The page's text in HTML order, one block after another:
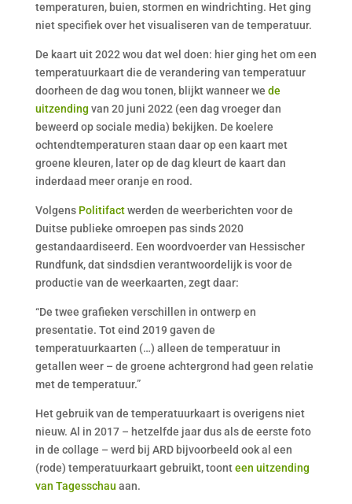
temperaturen, buien, stormen en windrichting. Het ging
niet specifiek over het visualiseren van de temperatuur.
De kaart uit 2022 wou dat wel doen: hier ging het om een
temperatuurkaart die de verandering van temperatuur
doorheen de dag wou tonen, blijkt wanneer we de
uitzending van 20 juni 2022 (een dag vroeger dan
beweerd op sociale media) bekijken. De koelere
ochtendtemperaturen staan daar op een kaart met
groene kleuren, later op de dag kleurt de kaart dan
inderdaad meer oranje en rood.
Volgens Politifactwerden de weerberichten voor de
Duitse publieke omroepen pas sinds 2020
gestandaardiseerd. Een woordvoerder van Hessischer
Rundfunk, dat sindsdien verantwoordelijk is voor de
productie van de weerkaarten, zegt daar:
“De twee grafieken verschillen in ontwerp en
presentatie. Tot eind 2019 gaven de
temperatuurkaarten (…) alleen de temperatuur in
getallen weer – de groene achtergrond had geen relatie
met de temperatuur.”
Het gebruik van de temperatuurkaart is overigens niet
nieuw. Al in 2017 – hetzelfde jaar dus als de eerste foto
in de collage – werd bij ARD bijvoorbeeld ook al een
(rode) temperatuurkaart gebruikt, toonteen uitzending
van Tagesschau aan.